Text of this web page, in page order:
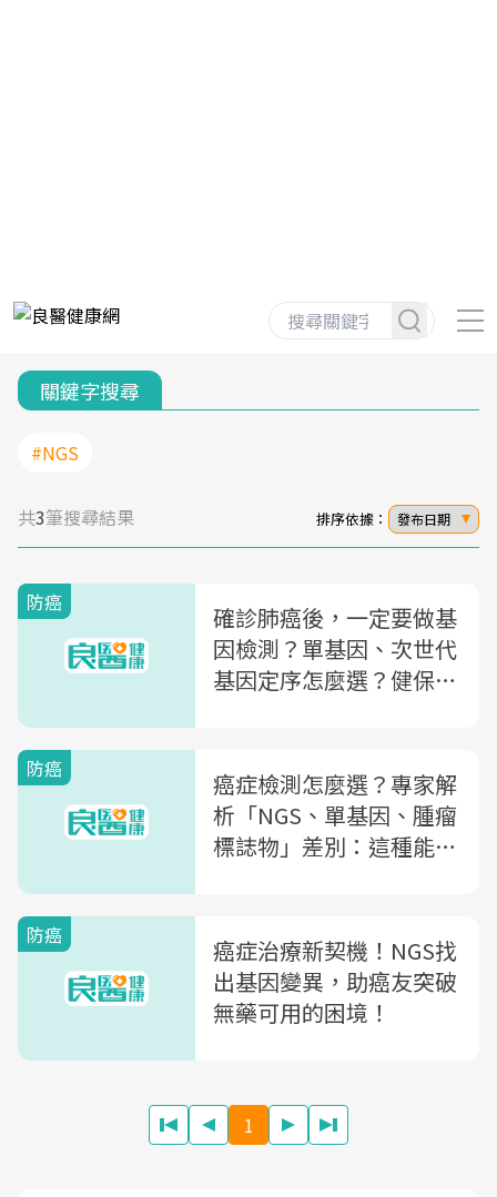
關鍵字搜尋
#NGS
共3筆搜尋結果 排序依據： 發布日期
防癌
確診肺癌後，一定要做基
因檢測？單基因、次世代
基因定序怎麼選？健保給
防癌
癌症檢測怎麼選？專家解
析「NGS、單基因、腫瘤
標誌物」差別：這種能檢
防癌
癌症治療新契機！NGS找
出基因變異，助癌友突破
無藥可用的困境！
1